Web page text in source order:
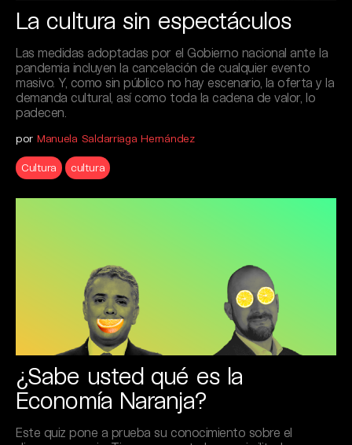
La cultura sin espectáculos
Las medidas adoptadas por el Gobierno nacional ante la
pandemia incluyen la cancelación de cualquier evento
masivo. Y, como sin público no hay escenario, la oferta y la
demanda cultural, así como toda la cadena de valor, lo
padecen.
por Manuela Saldarriaga Hernández
Cultura cultura
¿Sabe usted qué es la
Economía Naranja?
Este quiz pone a prueba su conocimiento sobre el